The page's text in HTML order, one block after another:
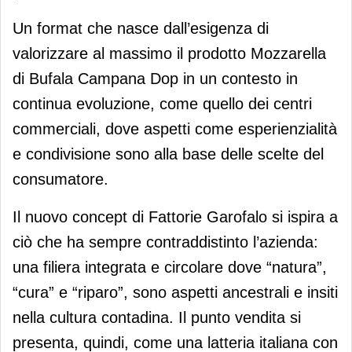
Un format che nasce dall’esigenza di
valorizzare al massimo il prodotto Mozzarella
di Bufala Campana Dop in un contesto in
continua evoluzione, come quello dei centri
commerciali, dove aspetti come esperienzialità
e condivisione sono alla base delle scelte del
consumatore.
Il nuovo concept di Fattorie Garofalo si ispira a
ciò che ha sempre contraddistinto l’azienda:
una filiera integrata e circolare dove “natura”,
“cura” e “riparo”, sono aspetti ancestrali e insiti
nella cultura contadina. Il punto vendita si
presenta, quindi, come una latteria italiana con